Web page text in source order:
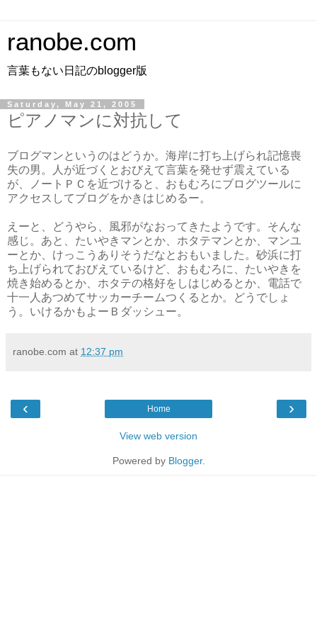
ranobe.com
言葉もない日記のblogger版
Saturday, May 21, 2005
ピアノマンに対抗して
ブログマンというのはどうか。海岸に打ち上げられ記憶喪
失の男。人が近づくとおびえて言葉を発せず震えている
が、ノートＰＣを近づけると、おもむろにブログツールに
アクセスしてブログをかきはじめるー。
えーと、どうやら、風邪がなおってきたようです。そんな
感じ。あと、たいやきマンとか、ホタテマンとか、マンユ
ーとか、けっこうありそうだなとおもいました。砂浜に打
ち上げられておびえているけど、おもむろに、たいやきを
焼き始めるとか、ホタテの格好をしはじめるとか、電話で
十一人あつめてサッカーチームつくるとか。どうでしょ
う。いけるかもよーＢダッシュー。
ranobe.com at 12:37 pm
‹ ›
Home
View web version
Powered by Blogger.